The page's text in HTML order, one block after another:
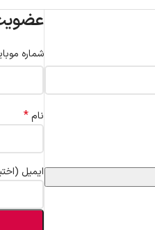
شماره
نام*
ایمیل